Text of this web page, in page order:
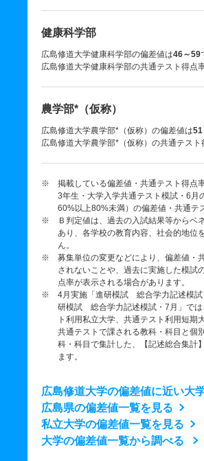
健康科学部
広島修道大学健康科学部の偏差値は46～59
広島修道大学健康科学部の共通テスト得点
農学部*（仮称）
広島修道大学農学部*（仮称）の偏差値は51
広島修道大学農学部*（仮称）の共通テスト
※ 掲載している偏差値・共通テスト得点
3年生・大学入学共通テスト模試・6月
60%以上80%未満）の偏差値・共通テ
※ Ｂ判定値は、過去の入試結果等からベ
あり、各学校の教育内容、社会的地位
ん。
※ 募集単位の変更などにより、偏差値・
されないことや、過去に実施した模試
点率が表示される場合があります。
※ 4月実施「進研模試 総合学力記述模試
研模試 総合学力記述模試・7月」では
ト利用私立大学、共通テスト利用短期
共通テストで課される教科・科目と個
科・科目で集計した、【記述総合集計
ます。
広島修道大学の偏差値に近い大
広島県の偏差値一覧を見る
私立大学の偏差値一覧を見る
大学の偏差値一覧から調べる